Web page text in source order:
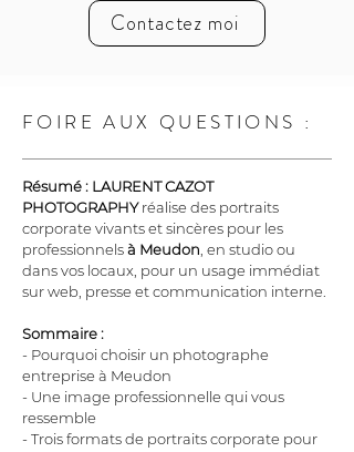
Contactez moi
FOIRE AUX QUESTIONS :
Résumé : LAURENT CAZOT
PHOTOGRAPHY réalise des portraits
corporate vivants et sincères pour les
professionnels à Meudon , en studio ou
dans vos locaux, pour un usage immédiat
sur web, presse et communication interne.
Sommaire :
- Pourquoi choisir un photographe
entreprise à Meudon
- Une image professionnelle qui vous
ressemble
- Trois formats de portraits corporate pour